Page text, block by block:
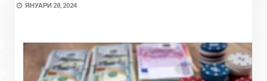
ЯНУАРИ 28, 2024